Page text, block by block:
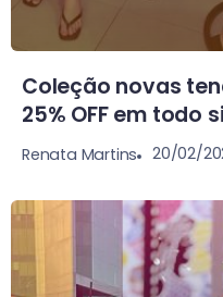
Coleção novas
25% OFF em todo
Renata Martins 20/02/